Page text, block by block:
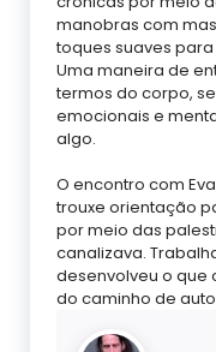
manobras com
toques suaves
Uma maneira de
termos do corpo,
emocionais e
algo.
O encontro com
trouxe orientação
por meio das
canalizava.
desenvolveu o que
do caminho de